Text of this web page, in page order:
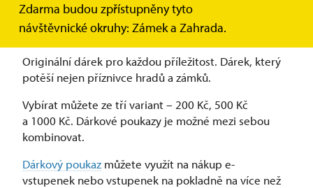
Zdarma budou zpřístupněny tyto
návštěvnické okruhy: Zámek a Zahrada.
Darujte svým blízkým zážitek. Naplánujte jim výlet na
památku!
Originální dárek pro každou příležitost. Dárek, který
potěší nejen příznivce hradů a zámků.
Vybírat můžete ze tří variant –⁠ 200 Kč, 500 Kč
a 1000 Kč. Dárkové poukazy je možné mezi sebou
kombinovat.
Dárkový poukaz můžete využít na nákup e-
vstupenek nebo vstupenek na pokladně na více než